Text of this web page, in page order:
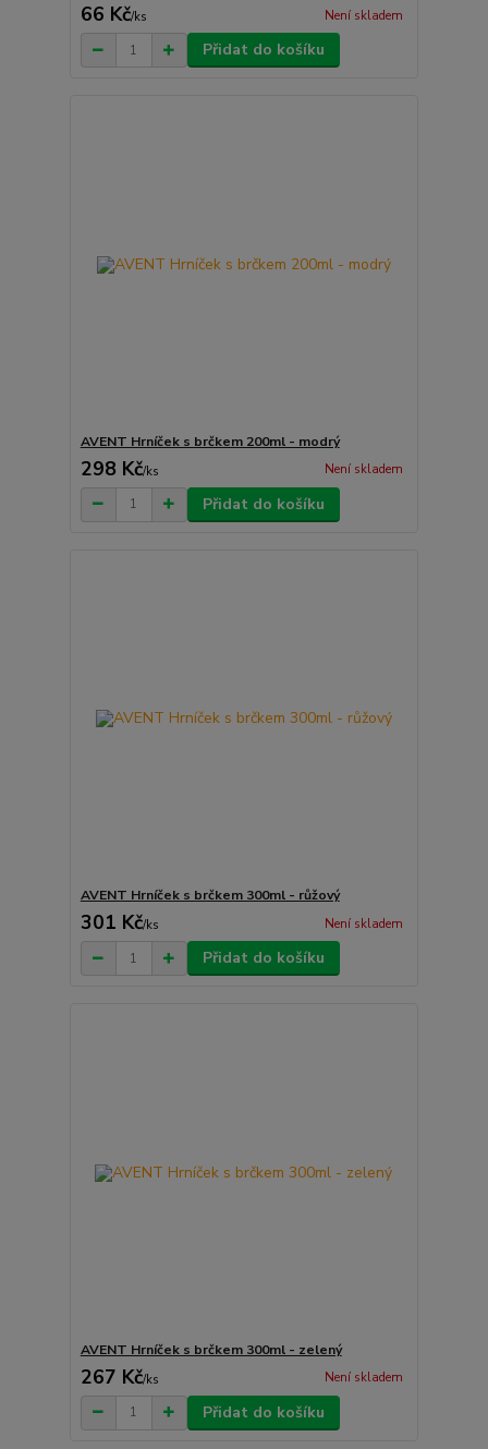
66 Kč/ks Není skladem
Přidat do košíku
AVENT Hrníček s brčkem 200ml - modrý
298 Kč/ks Není skladem
Přidat do košíku
AVENT Hrníček s brčkem 300ml - růžový
301 Kč/ks Není skladem
Přidat do košíku
AVENT Hrníček s brčkem 300ml - zelený
267 Kč/ks Není skladem
Přidat do košíku